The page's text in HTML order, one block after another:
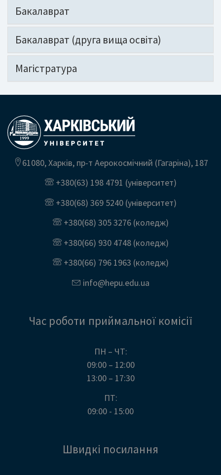
Бакалаврат
Бакалаврат (друга вища освіта)
Магістратура
61080, Харків, пр-т Аерокосмічний (Гагаріна), 187
+380(63) 198 4791 (університет)
+380(68) 369 5240(університет)
+380(68) 305 3276(коледж)
+380(66) 930 4748(коледж)
+380(66) 796 1963 (коледж)
info@hepu.edu.ua
Час роботи приймальної комісії
ПН – ЧТ:
09:00 – 12:00
13:00 – 17:30
ПТ:
09:00 - 15:00
Швидкі посилання